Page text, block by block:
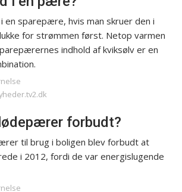
en sparepære, hvis man skruer den i
for strømmen først. Netop varmen
indhold af kviksølv er en
forbudt?
til brug i boligen blev forbudt at
i 2012, fordi de var energislugende